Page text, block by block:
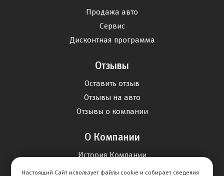
Продажа авто
Сервис
Дисконтная программа
Отзывы
Оставить отзыв
Отзывы на авто
Отзывы о компании
О Компании
История Компании
Вакансии
Настоящий Сайт использует файлы cookie и собирает сведения